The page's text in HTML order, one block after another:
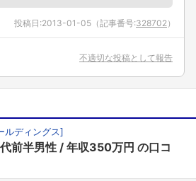
投稿日:2013-01-05 （記事番号:328702 ）
不適切な投稿として報告
ルディングス]
前半男性 年収350万円 の口コ